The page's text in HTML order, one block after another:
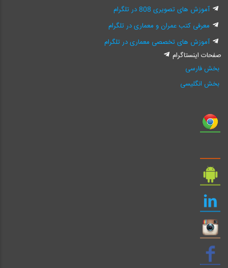
آموزش های تصویری 808 در تلگرام
معرفی کتب عمران و معماری در تلگرام
آموزش های تخصصی معماری در تلگرام
صفحات اینستاگرام
بخش فارسی
بخش انگلیسی